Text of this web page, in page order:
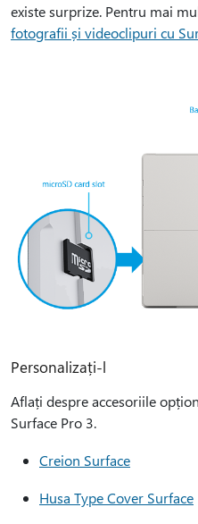
existe surprize. Pentru mai
fotografii și videoclipuri cu
Personalizați-l
Aflați despre accesoriile
Surface Pro 3.
Creion Surface
Husa Type Cover Surface